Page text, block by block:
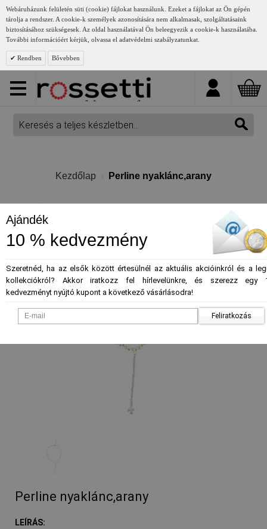
Webáruházunk felületén süti (cookie) fájlokat használunk. Ezeket a fájlokat az Ön gépén
tárolja a rendszer. A cookie-k személyek azonosítására nem alkalmasak, szolgáltatásaink
biztosításához szükségesek. Az oldal használatával Ön beleegyezik a cookie-k használatába.
További információért kérjük, olvassa el adatvédelmi szabályzatunkat.
Rendben Bővebben
Kezdőlap Perline nyaklánc,arany
Perline nyaklánc,arany
LEÍRÁS:
Ajándék
10 % kedvezmény
Szeretnéd, ha az elsők között értesülnél az aktuális akcióinkról és a
kollekciókról? Akkor iratkozz fel hírlevelünkre, és szerezz egy
kedvezményt nyújtó kupont a következő vásárlásodra!
Feliratkozás